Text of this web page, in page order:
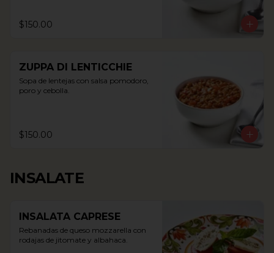
$150.00
ZUPPA DI LENTICCHIE
Sopa de lentejas con salsa pomodoro,
poro y cebolla.
$150.00
INSALATE
INSALATA CAPRESE
Rebanadas de queso mozzarella con
rodajas de jitomate y albahaca.